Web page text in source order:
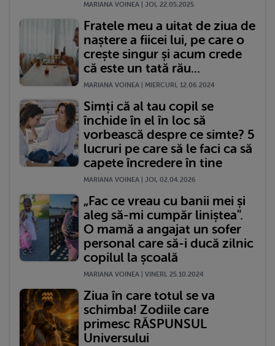
MARIANA VOINEA | JOI, 22.05.2025
Fratele meu a uitat de ziua de
naștere a fiicei lui, pe care o
crește singur și acum crede
că este un tată rău...
MARIANA VOINEA | MIERCURI, 12.06.2024
Simți că al tau copil se
închide în el în loc să
vorbească despre ce simte? 5
lucruri pe care să le faci ca să
capete încredere în tine
MARIANA VOINEA | JOI, 02.04.2026
„Fac ce vreau cu banii mei și
aleg să-mi cumpăr liniștea".
O mamă a angajat un sofer
personal care să-i ducă zilnic
copilul la școală
MARIANA VOINEA | VINERI, 25.10.2024
Ziua în care totul se va
schimba! Zodiile care
primesc RĂSPUNSUL
Universului